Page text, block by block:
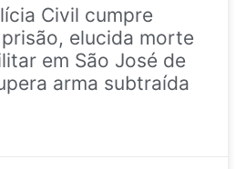
Civil cumpre
elucida morte
em São José de
arma subtraída